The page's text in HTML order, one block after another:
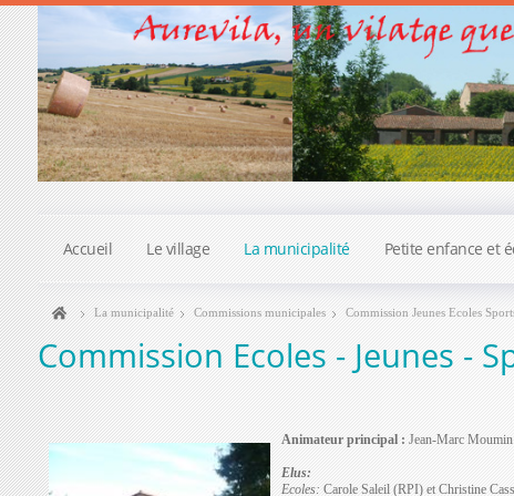
Accueil Le village La municipalité Petite enfance et
La municipalité Commissions municipales Commission Jeunes Ecoles
Commission Ecoles - Jeunes -
Animateur principal : Jean-Marc Moumin
Elus:
Ecoles: Carole Saleil (RPI) et Christine